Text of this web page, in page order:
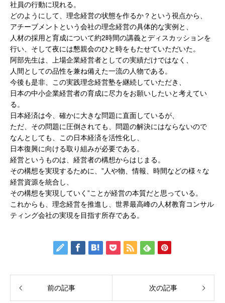
社員の行動に現れる。
どのようにして、理念経営の状態を作るか？という視点から、
アチーブメントという会社の理念経営の具体的な実例と、
人材の採用と育成について約2時間の講義とディスカッションを
行い、そして夜には懇親会のひと時をもたせていただいた。
阿部先生は、上場企業経営者としての実績だけではなく、
人間としての品性を兼ね備えた一流の人物である。
今後も是非、この実践理念経営塾を継続していただき、
日本の中小企業経営者の育成に尽力をお願いしたいと考えてい
る。
日本経済は今、確かに大きな問題に直面しているが、
ただ、その問題に圧倒されても、問題の解決にはならないので
なんとしても、この日本経済を活性化し、
日本復興に向ける取り組みが必要である。
経営というものは、経営者の構想からはじまる。
その構想を実現するために、”人や物、情報、時間などの様々な
経営資源を統合し、
その構想を実現していく”ことが経営の本質だと思っている。
これからも、理念経営を推進し、世界最高峰の人材教育コンサル
ティング会社の実現を目指す所存である。
前の記事 次の記事